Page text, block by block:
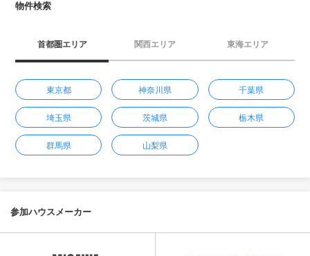
物件検索
首都圏エリア 関西エリア 東海エリア
東京都 神奈川県 千葉県
埼玉県 茨城県 栃木県
群馬県 山梨県
参加ハウスメーカー